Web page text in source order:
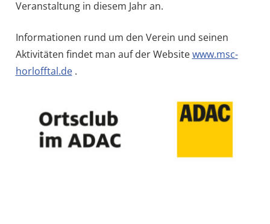
Veranstaltung in diesem Jahr an.
Informationen rund um den Verein und seinen
Aktivitäten findet man auf der Websitewww.msc-
horlofftal.de.